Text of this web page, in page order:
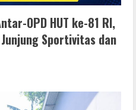
OPD HUT ke-81 RI,
Sportivitas dan